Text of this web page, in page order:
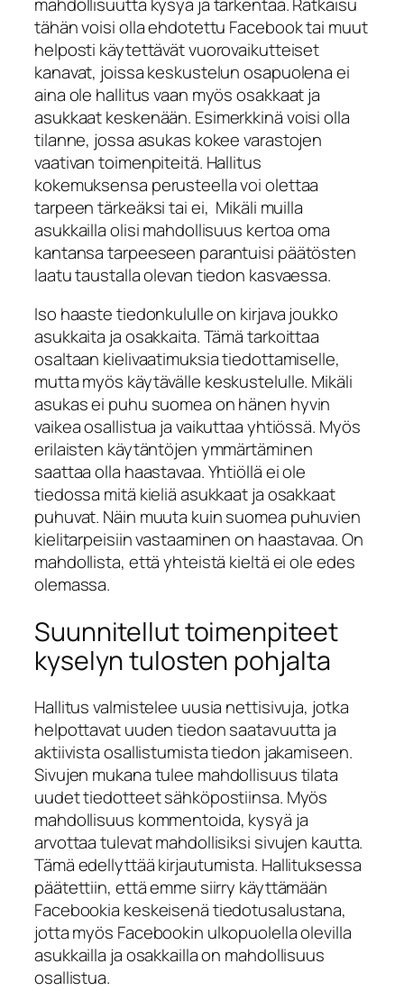
tähän voisi olla ehdotettu Facebook tai muut
helposti käytettävät vuorovaikutteiset
kanavat, joissa keskustelun osapuolena ei
aina ole hallitus vaan myös osakkaat ja
asukkaat keskenään. Esimerkkinä voisi olla
tilanne, jossa asukas kokee varastojen
vaativan toimenpiteitä. Hallitus
kokemuksensa perusteella voi olettaa
tarpeen tärkeäksi tai ei, Mikäli muilla
asukkailla olisi mahdollisuus kertoa oma
kantansa tarpeeseen parantuisi päätösten
laatu taustalla olevan tiedon kasvaessa.
Iso haaste tiedonkululle on kirjava joukko
asukkaita ja osakkaita. Tämä tarkoittaa
osaltaan kielivaatimuksia tiedottamiselle,
mutta myös käytävälle keskustelulle. Mikäli
asukas ei puhu suomea on hänen hyvin
vaikea osallistua ja vaikuttaa yhtiössä. Myös
erilaisten käytäntöjen ymmärtäminen
saattaa olla haastavaa. Yhtiöllä ei ole
tiedossa mitä kieliä asukkaat ja osakkaat
puhuvat. Näin muuta kuin suomea puhuvien
kielitarpeisiin vastaaminen on haastavaa. On
mahdollista, että yhteistä kieltä ei ole edes
olemassa.
Suunnitellut toimenpiteet
kyselyn tulosten pohjalta
Hallitus valmistelee uusia nettisivuja, jotka
helpottavat uuden tiedon saatavuutta ja
aktiivista osallistumista tiedon jakamiseen.
Sivujen mukana tulee mahdollisuus tilata
uudet tiedotteet sähköpostiinsa. Myös
mahdollisuus kommentoida, kysyä ja
arvottaa tulevat mahdollisiksi sivujen kautta.
Tämä edellyttää kirjautumista. Hallituksessa
päätettiin, että emme siirry käyttämään
Facebookia keskeisenä tiedotusalustana,
jotta myös Facebookin ulkopuolella olevilla
asukkailla ja osakkailla on mahdollisuus
osallistua.